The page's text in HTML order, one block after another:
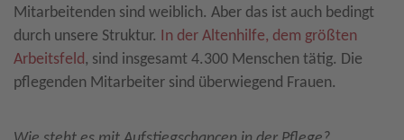
Mitarbeitenden sind weiblich. Aber das ist auch bedingt
durch unsere Struktur. In der Altenhilfe, dem größten
Arbeitsfeld, sind insgesamt 4.300 Menschen tätig. Die
pflegenden Mitarbeiter sind überwiegend Frauen.